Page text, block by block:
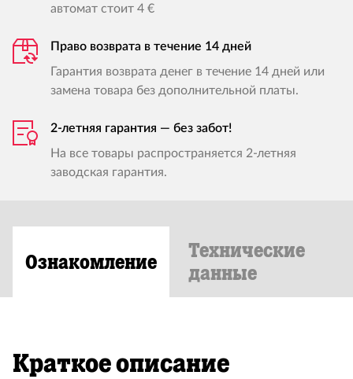
автомат стоит 4 €
Право возврата в течение 14 дней
Гарантия возврата денег в течение 14 дней или
замена товара без дополнительной платы.
2-летняя гарантия — без забот!
На все товары распространяется 2-летняя
заводская гарантия.
Ознакомление
Технические
данные
Краткое описание